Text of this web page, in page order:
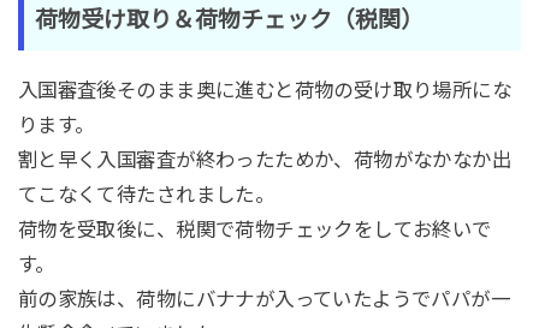
荷物受け取り＆荷物チェック（税関）
入国審査後そのまま奥に進むと荷物の受け取り場所にな
ります。
割と早く入国審査が終わったためか、荷物がなかなか出
てこなくて待たされました。
荷物を受取後に、税関で荷物チェックをしてお終いで
す。
前の家族は、荷物にバナナが入っていたようでパパが一